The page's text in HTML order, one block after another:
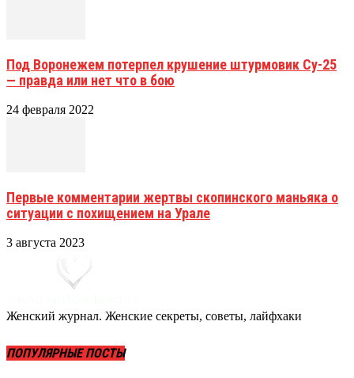
Под Воронежем потерпел крушение штурмовик Су-25
— правда или нет что в бою
24 февраля 2022
Первые комментарии жертвы скопинского маньяка о
ситуации с похищением на Урале
3 августа 2023
Женский журнал. Женские секреты, советы, лайфхаки
ПОПУЛЯРНЫЕ ПОСТЫ